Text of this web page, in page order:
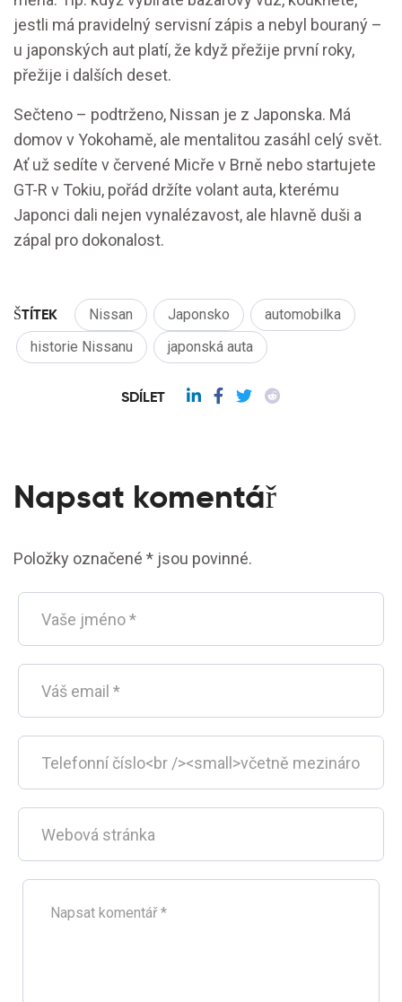
jestli má pravidelný servisní zápis a nebyl bouraný –
u japonských aut platí, že když přežije první roky,
přežije i dalších deset.
Sečteno – podtrženo, Nissan je z Japonska. Má
domov v Yokohamě, ale mentalitou zasáhl celý svět.
Ať už sedíte v červené Micře v Brně nebo startujete
GT-R v Tokiu, pořád držíte volant auta, kterému
Japonci dali nejen vynalézavost, ale hlavně duši a
zápal pro dokonalost.
ŠTÍTEK Nissan Japonsko
automobilka
historie Nissanu
japonská auta
SDÍLET
Napsat komentář
Položky označené * jsou povinné.